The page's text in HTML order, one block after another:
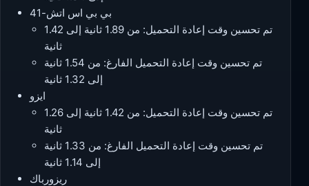
بي بي اس اتش-41
تم تحسين وقت إعادة التحميل: من 1.89 ثانية إلى 1.42
ثانية
تم تحسين وقت إعادة التحميل الفارغ: من 1.54 ثانية
إلى 1.32 ثانية
ايزو
تم تحسين وقت إعادة التحميل: من 1.42 ثانية إلى 1.26
ثانية
تم تحسين وقت إعادة التحميل الفارغ: من 1.33 ثانية
إلى 1.14 ثانية
ريزورباك